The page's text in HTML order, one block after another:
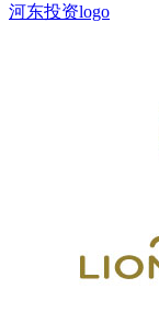
河东投资logo